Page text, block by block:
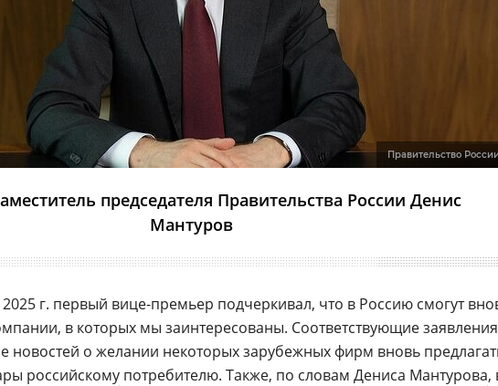
Правительство
председателя Правительства России Денис
Мантуров
г. первый вице-премьер подчеркивал, что в Россию смогут
в которых мы заинтересованы. Соответствующие заявления
новостей о желании некоторых зарубежных фирм вновь
российскому потребителю. Также, по словам Дениса Мантурова,